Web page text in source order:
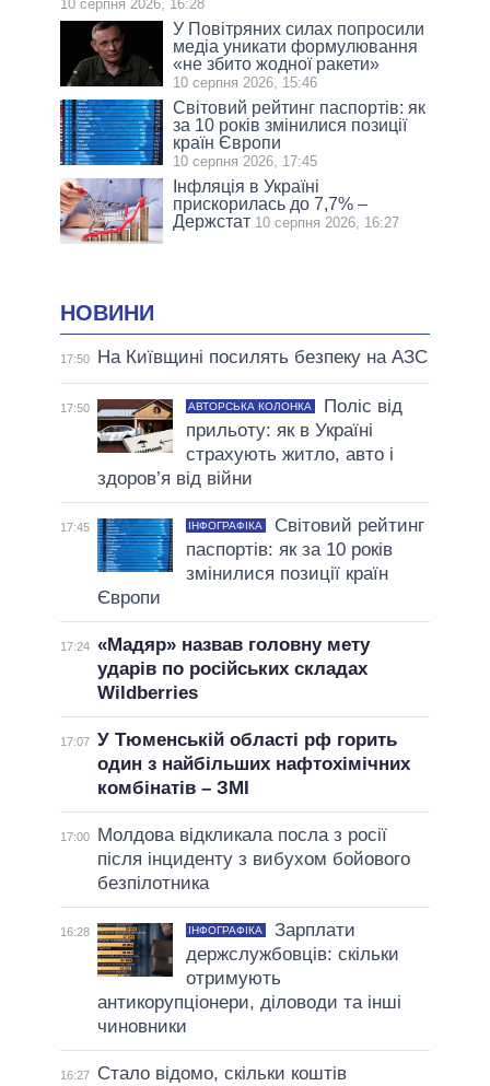
10 серпня 2026, 16:28
У Повітряних силах попросили
медіа уникати формулювання
«не збито жодної ракети»
10 серпня 2026, 15:46
Світовий рейтинг паспортів: як
за 10 років змінилися позиції
країн Європи
10 серпня 2026, 17:45
Інфляція в Україні
прискорилась до 7,7% –
Держстат 10 серпня 2026, 16:27
НОВИНИ
17:50 На Київщині посилять безпеку на АЗС
17:50 АВТОРСЬКА КОЛОНКА
Поліс від
прильоту: як в Україні
страхують житло, авто і
здоров’я від війни
17:45 ІНФОГРАФІКА
Світовий рейтинг
паспортів: як за 10 років
змінилися позиції країн
Європи
17:24 «Мадяр» назвав головну мету
ударів по російських складах
Wildberries
17:07 У Тюменській області рф горить
один з найбільших нафтохімічних
комбінатів – ЗМІ
17:00
Молдова відкликала посла з росії
після інциденту з вибухом бойового
безпілотника
16:28 ІНФОГРАФІКА
Зарплати
держслужбовців: скільки
отримують
антикорупціонери, діловоди та інші
чиновники
16:27
Стало відомо, скільки коштів